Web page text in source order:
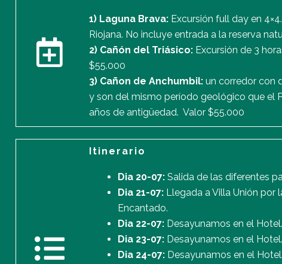
1) Laguna Brava: Excursión full day en
Riojana. No incluye entrada a la reserva
2) Cañón del Triásico:Excursión de 3
$55.000
3) Cañon de Anchumbil:un corredor con
y son del mismo período geológico que el
años de antigüedad. Valor $55.000
Itinerario
Dia 20-07:Salida de las diferentes
Dia 21-07:Llegada a Villa Unión por
Encantado.
Dia 22-07:Desayunamos en el
Dia 23-07:Desayunamos en el
Dia 24-07:Desayunamos en el